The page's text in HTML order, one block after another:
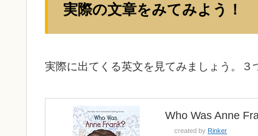
実際の文章をみてみよう！
実際に出てくる英文を見てみましょう。３
Who Was Anne
created by Rinker